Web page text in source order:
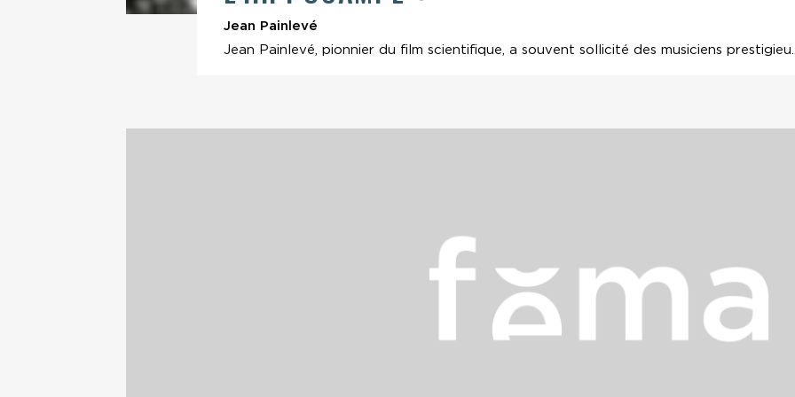
Jean Painlevé
Jean Painlevé, pionnier du film scientifique, a souvent sollicité des musiciens